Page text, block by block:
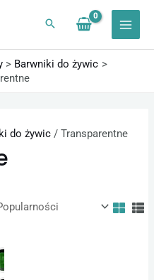
Barwniki do żywic
do żywic / Transparentne